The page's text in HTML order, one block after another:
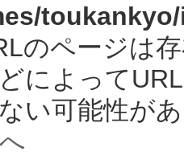
のページは
によって
い可能性が